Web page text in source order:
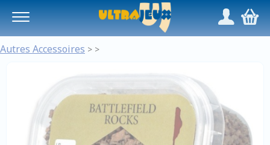
/,
Autres Accessoires > >